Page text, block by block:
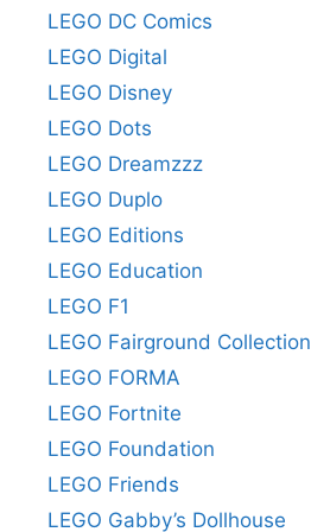
LEGO DC Comics
LEGO Digital
LEGO Disney
LEGO Dots
LEGO Dreamzzz
LEGO Duplo
LEGO Editions
LEGO Education
LEGO F1
LEGO Fairground Collection
LEGO FORMA
LEGO Fortnite
LEGO Foundation
LEGO Friends
LEGO Gabby’s Dollhouse